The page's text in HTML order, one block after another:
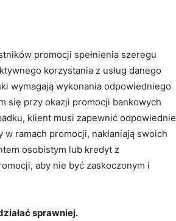
promocji spełnienia szeregu
korzystania z usług danego
wymagają wykonania odpowiedniego
się przy okazji promocji bankowych
klient musi zapewnić odpowiednie
ramach promocji, nakłaniają swoich
osobistym lub kredyt z
aby nie być zaskoczonym i
sprawniej.